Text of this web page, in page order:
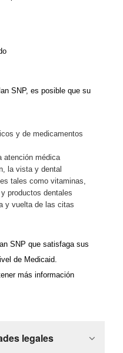
SNP, es posible que su
y de medicamentos
atención médica
la vista y dental
tales como vitaminas,
productos dentales
y vuelta de las citas
SNP que satisfaga sus
de Medicaid.
más información
legales